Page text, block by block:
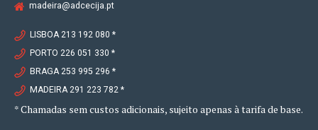
madeira@adcecija.pt
LISBOA 213 192 080 *
PORTO 226 051 330 *
BRAGA 253 995 296 *
MADEIRA 291 223 782 *
* Chamadas sem custos adicionais, sujeito apenas à tarifa de base.